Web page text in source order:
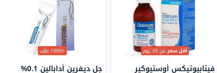
أقل سعرمن 30 يوم
فيتابيوتيكس أوستيوكير
+1000 طلب
جل ديفرين أدابالين 0.1%